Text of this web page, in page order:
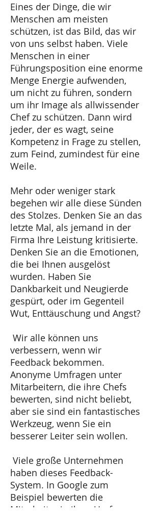
Eines der Dinge, die wir
Menschen am meisten
schützen, ist das Bild, das wir
von uns selbst haben. Viele
Menschen in einer
Führungsposition eine enorme
Menge Energie aufwenden,
um nicht zu führen, sondern
um ihr Image als allwissender
Chef zu schützen. Dann wird
jeder, der es wagt, seine
Kompetenz in Frage zu stellen,
zum Feind, zumindest für eine
Weile.
Mehr oder weniger stark
begehen wir alle diese Sünden
des Stolzes. Denken Sie an das
letzte Mal, als jemand in der
Firma Ihre Leistung kritisierte.
Denken Sie an die Emotionen,
die bei Ihnen ausgelöst
wurden. Haben Sie
Dankbarkeit und Neugierde
gespürt, oder im Gegenteil
Wut, Enttäuschung und Angst?
Wir alle können uns
verbessern, wenn wir
Feedback bekommen.
Anonyme Umfragen unter
Mitarbeitern, die ihre Chefs
bewerten, sind nicht beliebt,
aber sie sind ein fantastisches
Werkzeug, wenn Sie ein
besserer Leiter sein wollen.
Viele große Unternehmen
haben dieses Feedback-
System. In Google zum
Beispiel bewerten die
Mitarbeiter in ihrer Umfrage